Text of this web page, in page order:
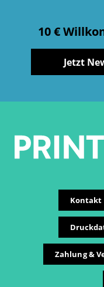
10 €
Jetzt
Kontakt
Zahlung &